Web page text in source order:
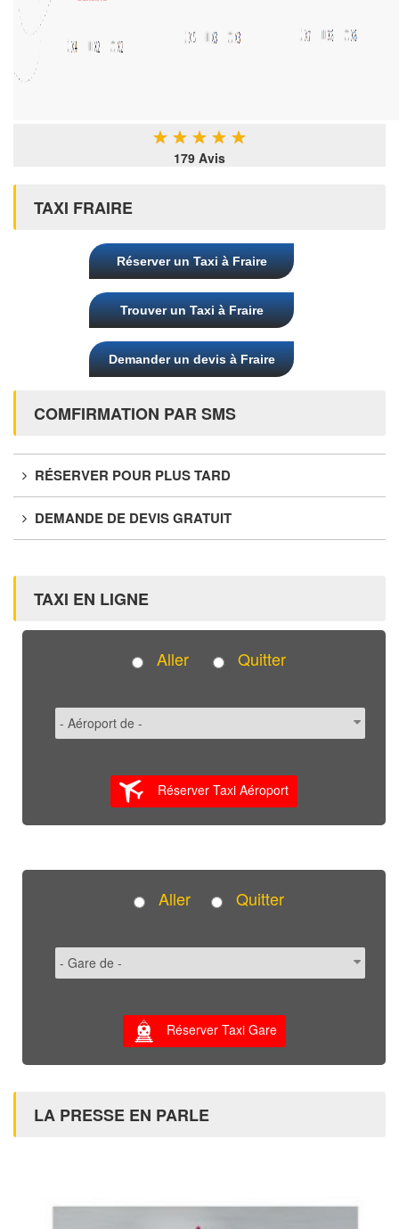
★ ★ ★ ★ ★
179 Avis
TAXI FRAIRE
Réserver un Taxi à Fraire
Trouver un Taxi à Fraire
Demander un devis à Fraire
COMFIRMATION PAR SMS
RÉSERVER POUR PLUS TARD
DEMANDE DE DEVIS GRATUIT
TAXI EN LIGNE
Aller Quitter
Réserver Taxi Aéroport
Aller Quitter
Réserver Taxi Gare
LA PRESSE EN PARLE